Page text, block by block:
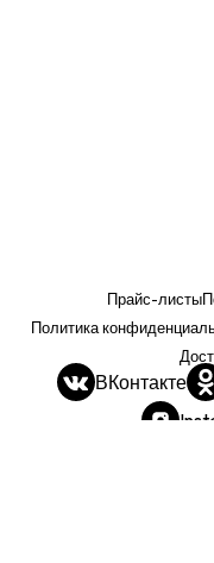
Прайс-листы
Политика
ВКонтакте